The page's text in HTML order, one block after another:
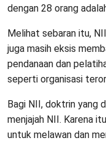
dengan 28 orang
Melihat sebaran itu,
juga masih eksis
pendanaan dan
seperti organisasi
Bagi NII, doktrin yang
menjajah NII. Karena
untuk melawan dan